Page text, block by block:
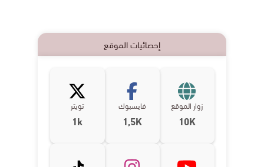
إحصائيات الموقع
زوار الموقع
10K
فايسبوك
1,5K
تويتر
1k